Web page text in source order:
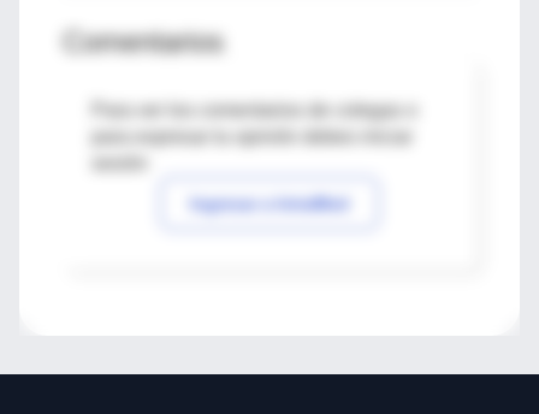
Comentarios
Para ver los comentarios de colegas o
Ingresar a IntraMed